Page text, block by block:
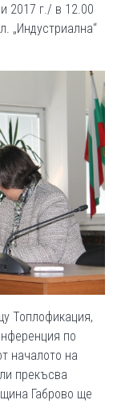
2017 г./ в 12.00
„Индустриална“
Топлофикация,
по
началото на
прекъсва
Габрово ще